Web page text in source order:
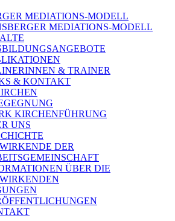
MEDIATIONS-MODELL
MEDIATIONS-MODELL
& TRAINER
& KONTAKT
KIRCHENFÜHRUNG
UNS
DER
ÜBER DIE